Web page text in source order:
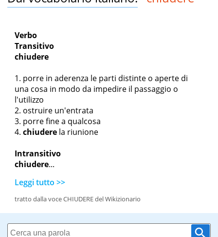
Verbo
Transitivo
chiudere
porre in aderenza le parti distinte o aperte di
una cosa in modo da impedire il passaggio o
l'utilizzo
ostruire un'entrata
porre fine a qualcosa
chiudere la riunione
Intransitivo
chiudere...
Leggi tutto >>
tratto dalla voce CHIUDERE del Wikizionario